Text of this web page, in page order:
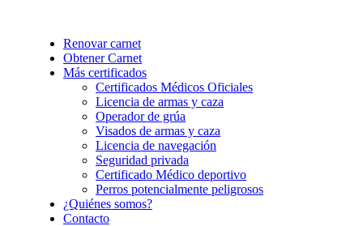
Renovar carnet
Obtener Carnet
Más certificados
Certificados Médicos Oficiales
Licencia de armas y caza
Operador de grúa
Visados de armas y caza
Licencia de navegación
Seguridad privada
Certificado Médico deportivo
Perros potencialmente peligrosos
¿Quiénes somos?
Contacto